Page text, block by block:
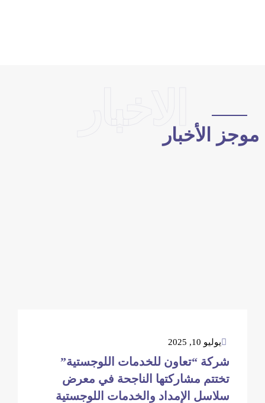
الأخبار
يوليو 10, 2025
شركة “تعاون للخدمات اللوجستية”
تختتم مشاركتها الناجحة في معرض
سلاسل الإمداد والخدمات اللوجستية